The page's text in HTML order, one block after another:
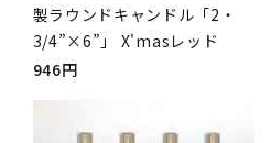
製ラウンドキャンドル「2・
3/4”×6”」 X'masレッド
946円